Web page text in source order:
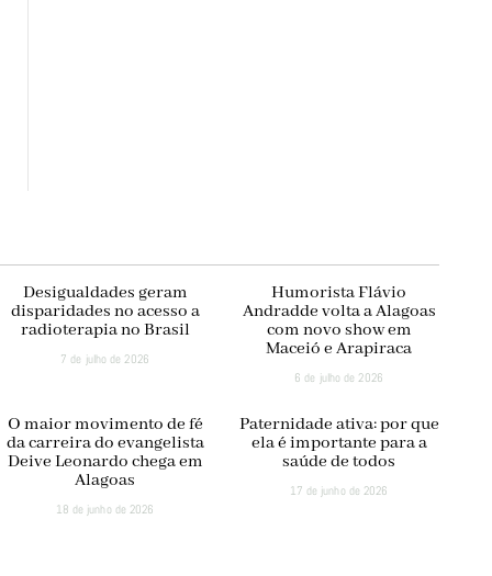
Desigualdades geram
disparidades no acesso a
radioterapia no Brasil
7 de julho de 2026
Humorista Flávio
Andradde volta a Alagoas
com novo show em
Maceió e Arapiraca
6 de julho de 2026
O maior movimento de fé
da carreira do evangelista
Deive Leonardo chega em
Alagoas
18 de junho de 2026
Paternidade ativa: por que
ela é importante para a
saúde de todos
17 de junho de 2026